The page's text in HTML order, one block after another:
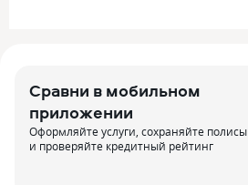
Сравни в мобильном
приложении
Оформляйте услуги, сохраняйте полисы
и проверяйте кредитный рейтинг